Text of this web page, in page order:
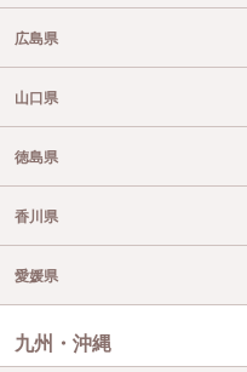
広島県
山口県
徳島県
香川県
愛媛県
九州・沖縄